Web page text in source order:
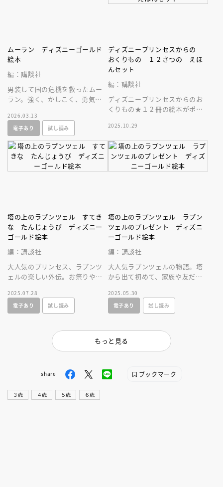
ムーラン ディズニーゴールド
絵本
編：講談社
男装して国の危機を救ったムー
ラン。強く、かしこく、勇気あ
にぜひ読ませたい名作！
2026.03.13
電子あり
試し読み
ディズニープリンセスからの
おくりもの １２さつの えほ
んセット
編：講談社
ディズニープリンセスからのお
くりもの★１２冊の絵本がポケ
ペシャルな一冊。プレゼントに
も最適♪
2025.10.29
塔の上のラプンツェル すてき
な たんじょうび ディズニー
ゴールド絵本
編：講談社
大人気のプリンセス、ラプンツ
ェルの楽しい外伝。お祭りやお
載の物語！
2025.07.28
電子あり
試し読み
塔の上のラプンツェル ラプン
ツェルのプレゼント ディズニ
ーゴールド絵本
編：講談社
大人気ラプンツェルの物語。塔
から出て初めて、家族や友だち
台の、幸せな気持ちになれるお
話です。
2025.05.30
電子あり
試し読み
もっと見る
share ブックマーク
３歳 ４歳 ５歳 ６歳